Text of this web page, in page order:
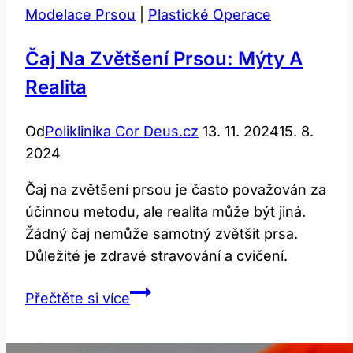
Modelace Prsou Plastické Operace
Čaj Na Zvětšení Prsou: Mýty A
Realita
OdPoliklinika Cor Deus.cz 13. 11. 202415. 8.
2024
Čaj na zvětšení prsou je často považován za
účinnou metodu, ale realita může být jiná.
Žádný čaj nemůže samotný zvětšit prsa.
Důležité je zdravé stravování a cvičení.
Přečtěte si víceČaj